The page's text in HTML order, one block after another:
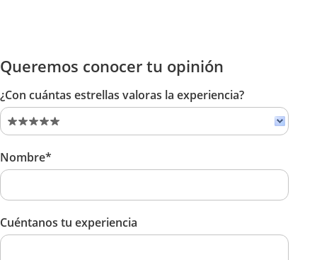
Queremos conocer tu opinión
¿Con cuántas estrellas valoras la experiencia?
Nombre*
Cuéntanos tu experiencia